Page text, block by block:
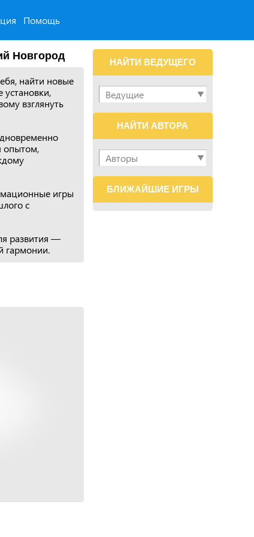
Помощь
Новгород
найти новые
взглянуть
опытом,
игры
с
развития —
гармонии.
НАЙТИ ВЕДУЩЕГО
НАЙТИ АВТОРА
БЛИЖАЙШИЕ ИГРЫ